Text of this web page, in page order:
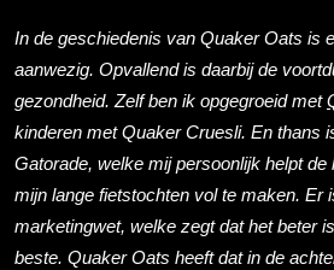
In de geschiedenis van Quaker Oats is
aanwezig. Opvallend is daarbij de
gezondheid. Zelf ben ik opgegroeid met
kinderen met Quaker Cruesli. En thans
Gatorade, welke mij persoonlijk helpt
mijn lange fietstochten vol te maken. Er
marketingwet, welke zegt dat het beter
beste. Quaker Oats heeft dat in de